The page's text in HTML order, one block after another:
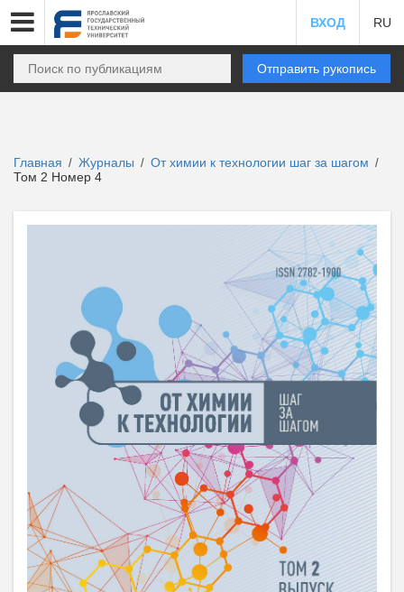
ВХОД RU
Отправить рукопись
Главная / Журналы / От химии к технологии шаг за шагом /
Том 2 Номер 4